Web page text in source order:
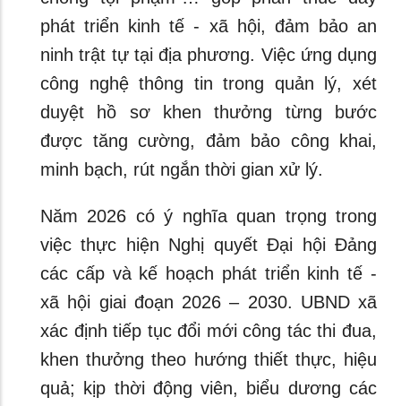
phát triển kinh tế - xã hội, đảm bảo an
ninh trật tự tại địa phương. Việc ứng dụng
công nghệ thông tin trong quản lý, xét
duyệt hồ sơ khen thưởng từng bước
được tăng cường, đảm bảo công khai,
minh bạch, rút ngắn thời gian xử lý.
Năm 2026 có ý nghĩa quan trọng trong
việc thực hiện Nghị quyết Đại hội Đảng
các cấp và kế hoạch phát triển kinh tế -
xã hội giai đoạn 2026 – 2030. UBND xã
xác định tiếp tục đổi mới công tác thi đua,
khen thưởng theo hướng thiết thực, hiệu
quả; kịp thời động viên, biểu dương các